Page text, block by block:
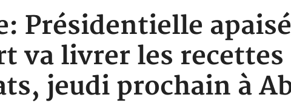
Présidentielle
va livrer les recettes
jeudi prochain à